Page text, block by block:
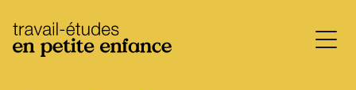
base.logo